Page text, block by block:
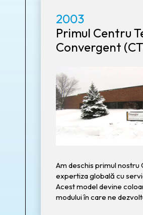
2003
Primul Centru
Convergent
Am deschis primul nostru
expertiza globală cu
Acest model devine
modului în care ne